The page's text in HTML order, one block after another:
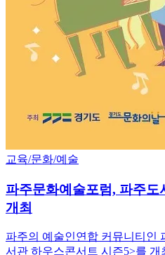
교육/문화/예술
파주문화예술포럼, 파주
개최
파주의 예술인연합 커뮤니티인
서관 하우스콘서트 시즌5>를